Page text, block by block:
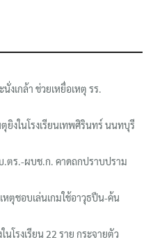
งเกล้า ช่วยเหยื่อเหตุ รร.
ยิงในโรงเรียนเทพศิรินทร์ นนทบุรี
.ตร.-ผบช.ก. คาดถกปราบปราม
ตุชอบเล่นเกมใช้อาวุธปืน-ค้น
โรงเรียน 22 ราย กระจายตัว